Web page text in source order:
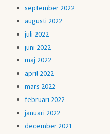
september 2022
augusti 2022
juli 2022
juni 2022
maj 2022
april 2022
mars 2022
februari 2022
januari 2022
december 2021